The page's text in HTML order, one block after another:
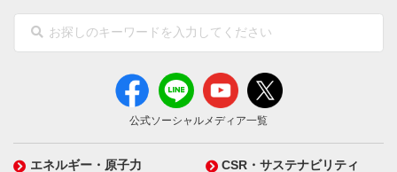
公式ソーシャルメディア一覧
エネルギー・原子力 CSR・サステナビリティ